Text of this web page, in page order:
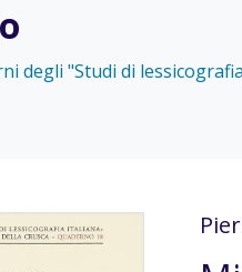
degli "Studi di